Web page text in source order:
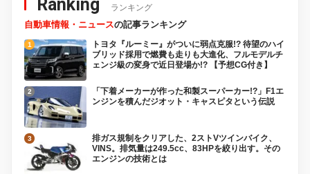
Ranking ランキング
自動車情報・ニュースの記事ランキング
トヨタ『ルーミー』がついに弱点克服!? 待望のハイ
ブリッド採用で燃費も走りも大進化、フルモデルチ
ェンジ級の変身で近日登場か!? 【予想CG付き】
「下着メーカーが作った和製スーパーカー!?」F1エ
ンジンを積んだジオット・キャスピタという伝説
排ガス規制をクリアした、2ストVツインバイク、
VINS。排気量は249.5cc、83HPを絞り出す。その
エンジンの技術とは